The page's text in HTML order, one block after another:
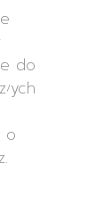
do
o